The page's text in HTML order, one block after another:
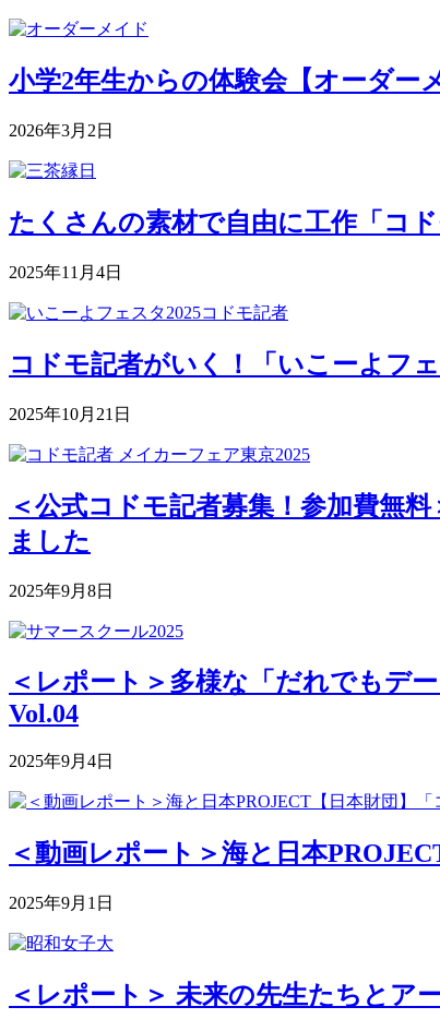
小学2年生からの体験会【オーダー
2026年3月2日
たくさんの素材で自由に工作「コド
2025年11月4日
コドモ記者がいく！「いこーよフ
2025年10月21日
＜公式コドモ記者募集！参加費無
ました
2025年9月8日
＜レポート＞多様な「だれでもデ
Vol.04
2025年9月4日
＜動画レポート＞海と日本
2025年9月1日
＜レポート＞ 未来の先生たちとア